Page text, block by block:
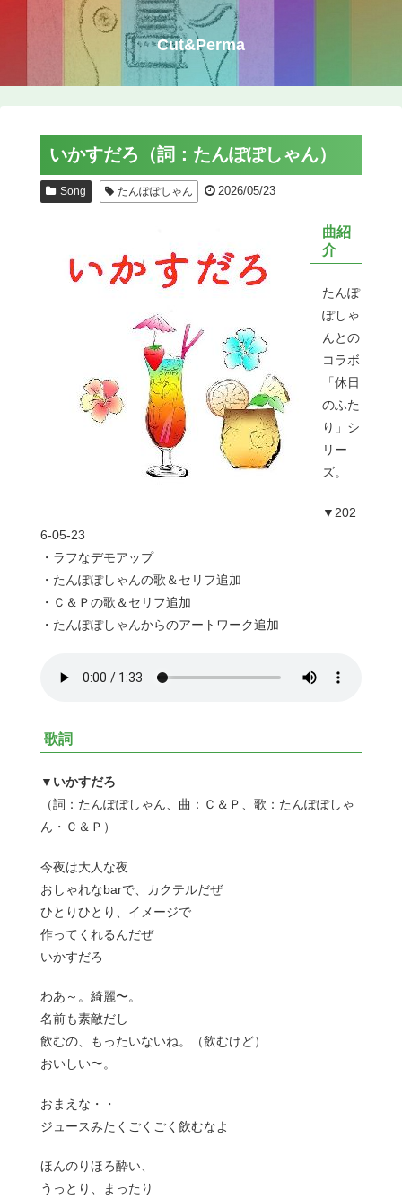
Cut&Perma
いかすだろ（詞：たんぽぽしゃん）
Song たんぽぽしゃん 2026/05/23
曲紹
介
たんぽ
ぽしゃ
んとの
コラボ
「休日
のふた
り」シ
リー
ズ。
▼202
6-05-23
・ラフなデモアップ
・たんぽぽしゃんの歌＆セリフ追加
・Ｃ＆Ｐの歌＆セリフ追加
・たんぽぽしゃんからのアートワーク追加
歌詞
▼いかすだろ
（詞：たんぽぽしゃん、曲：Ｃ＆Ｐ、歌：たんぽぽしゃ
ん・Ｃ＆Ｐ）
今夜は大人な夜
おしゃれなbarで、カクテルだぜ
ひとりひとり、イメージで
作ってくれるんだぜ
いかすだろ
わあ～。綺麗〜。
名前も素敵だし
飲むの、もったいないね。（飲むけど）
おいしい〜。
おまえな・・
ジュースみたくごくごく飲むなよ
ほんのりほろ酔い、
うっとり、まったり